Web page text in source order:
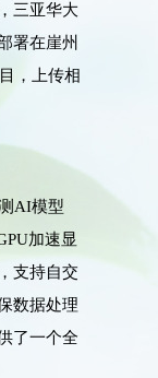
三亚华大
署在崖州
，上传相
AI模型
加速显
支持自交
数据处理
了一个全